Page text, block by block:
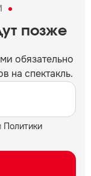
позже
обязательно
на спектакль.
Политики